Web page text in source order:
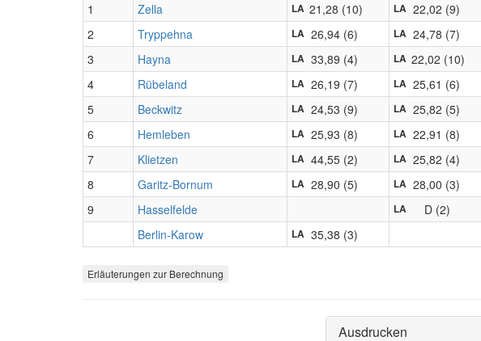
1
Zella LA 21,28 (10) LA 22,02 (9)
2
Tryppehna LA 26,94 (6) LA 24,78 (7)
3
Hayna LA 33,89 (4) LA 22,02 (10)
4
Rübeland LA 26,19 (7) LA 25,61 (6)
5
Beckwitz LA 24,53 (9) LA 25,82 (5)
6
Hemleben LA 25,93 (8) LA 22,91 (8)
7
Klietzen LA 44,55 (2) LA 25,82 (4)
8
Garitz-Bornum LA 28,90 (5) LA 28,00 (3)
9
Hasselfelde LA D (2)
Berlin-Karow
LA 35,38 (3)
Erläuterungen zur Berechnung
Ausdrucken